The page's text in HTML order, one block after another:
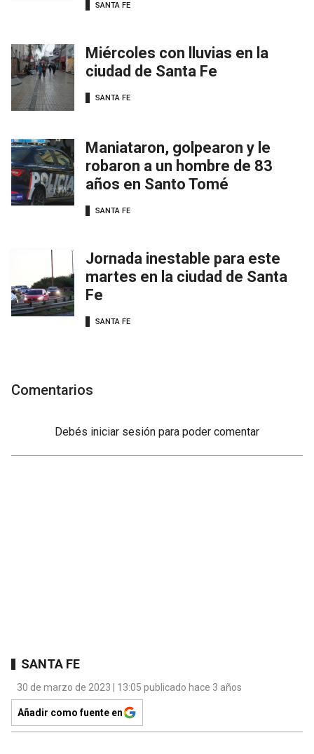
SANTA FE
Miércoles con lluvias en la
ciudad de Santa Fe
SANTA FE
Maniataron, golpearon y le
robaron a un hombre de 83
años en Santo Tomé
SANTA FE
Jornada inestable para este
martes en la ciudad de Santa
Fe
SANTA FE
Comentarios
Debés iniciar sesión para poder comentar
SANTA FE
30 de marzo de 2023 | 13:05 publicado hace 3 años
Añadir como fuente en